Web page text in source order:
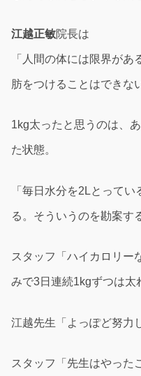
江越正敏院長は
「人間の体には限界が
肪をつけることはできな
1kg太ったと思うのは、
た状態。
「毎日水分を2Lとって
る。そういうのを勘案す
スタッフ「ハイカロリー
みで3日連続1kgずつは太
江越先生「よっぽど努力
スタッフ「先生はやった